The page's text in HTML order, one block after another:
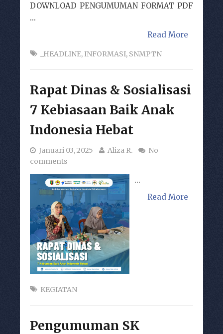
DOWNLOAD PENGUMUMAN FORMAT PDF
...
Read More
_HEADLINE, INFORMASI, SNMPTN
Rapat Dinas & Sosialisasi
7 Kebiasaan Baik Anak
Indonesia Hebat
Januari 03, 2025 Aliza R.
No
comments
...
Read More
KEGIATAN
Pengumuman SK